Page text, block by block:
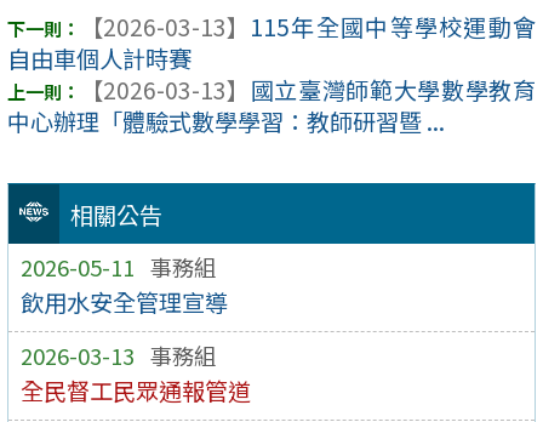
相關公告
2026-05-11 事務組
飲用水安全管理宣導
2026-03-13 事務組
全民督工民眾通報管道
【2026-03-13】 115年全國中等學校運動會
自由車個人計時賽
【2026-03-13】 國立臺灣師範大學數學教育
中心辦理「體驗式數學學習：教師研習暨 ...